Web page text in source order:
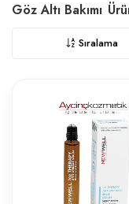
Göz Altı Bakımı
Sıralama